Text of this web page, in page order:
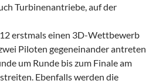
Turbinenantriebe, auf der
erstmals einen 3D-Wettbewerb
Piloten gegeneinander antreten
um Runde bis zum Finale am
Ebenfalls werden die